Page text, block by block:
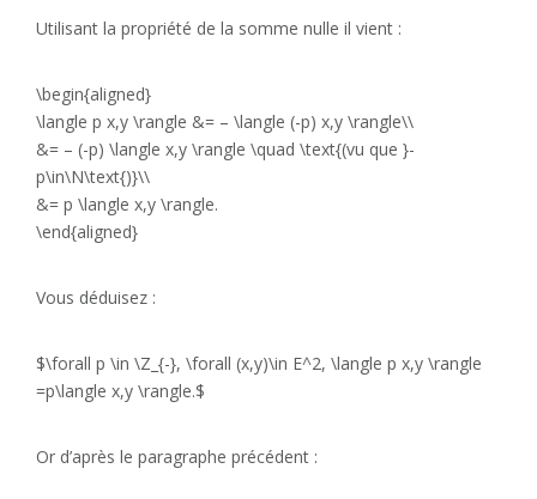
Utilisant la propriété de la somme nulle il vient :
\begin{aligned}
\langle p x,y \rangle &= – \langle (-p) x,y \rangle\\
&= – (-p) \langle x,y \rangle \quad \text{(vu que }-
p\in\N\text{)}\\
&= p \langle x,y \rangle.
\end{aligned}
Vous déduisez :
$\forall p \in \Z_{-}, \forall (x,y)\in E^2, \langle p x,y \rangle
=p\langle x,y \rangle.$
Or d’après le paragraphe précédent :